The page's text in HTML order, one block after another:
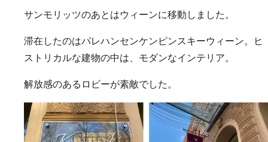
サンモリッツのあとはウィーンに移動しました。
滞在したのはパレハンセンケンピンスキーウィーン。ヒ
ストリカルな建物の中は、モダンなインテリア。
解放感のあるロビーが素敵でした。